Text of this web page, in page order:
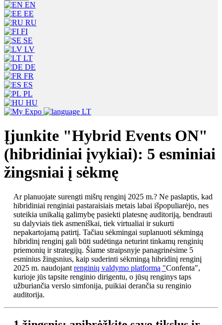
EN
EE
RU
FI
SE
LV
LT
DE
FR
ES
PL
HU
LT
Įjunkite "Hybrid Events ON"
(hibridiniai įvykiai): 5 esminiai
žingsniai į sėkmę
Ar planuojate surengti mišrų renginį 2025 m.? Ne paslaptis, kad
hibridiniai renginiai pastaraisiais metais labai išpopuliarėjo, nes
suteikia unikalią galimybę pasiekti platesnę auditoriją, bendrauti
su dalyviais tiek asmeniškai, tiek virtualiai ir sukurti
nepakartojamą patirtį. Tačiau sėkmingai suplanuoti sėkmingą
hibridinį renginį gali būti sudėtinga neturint tinkamų renginių
priemonių ir strategijų. Šiame straipsnyje panagrinėsime 5
esminius žingsnius, kaip suderinti sėkmingą hibridinį renginį
2025 m. naudojant renginių valdymo platformą "Confenta",
kurioje jūs tapsite renginio dirigentu, o jūsų renginys taps
užburiančia verslo simfonija, puikiai derančia su renginio
auditorija.